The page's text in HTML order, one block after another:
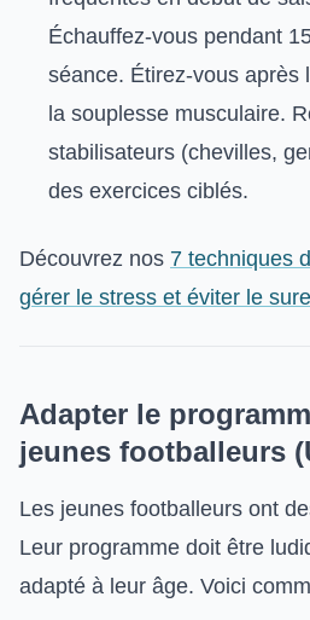
Échauffez-vous pendant
séance. Étirez-vous après
la souplesse musculaire.
stabilisateurs (chevilles,
des exercices ciblés.
Découvrez nos 7 techniques
gérer le stress et éviter le
Adapter le
jeunes footballeurs
Les jeunes footballeurs ont
Leur programme doit être
adapté à leur âge. Voici